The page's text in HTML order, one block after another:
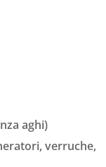
aghi)
verruche,